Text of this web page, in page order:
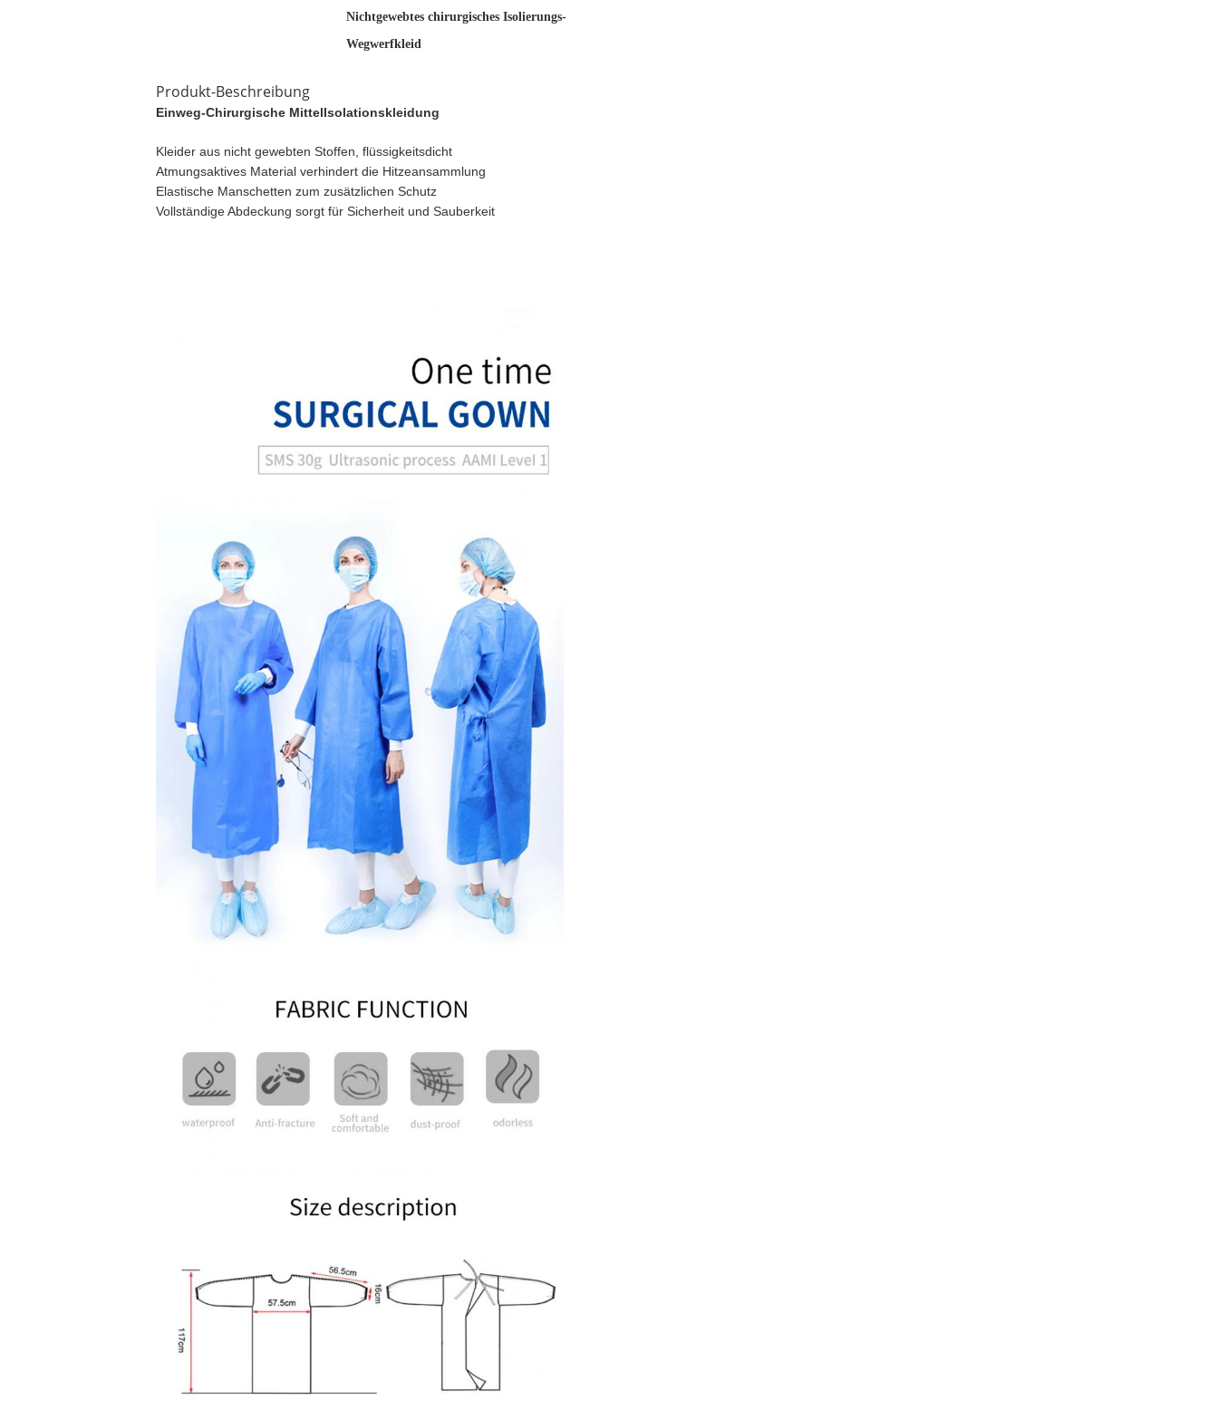
Nichtgewebtes chirurgisches Isolierungs-
Wegwerfkleid
Produkt-Beschreibung
Einweg-Chirurgische MittelIsolationskleidung
Kleider aus nicht gewebten Stoffen, flüssigkeitsdicht
Atmungsaktives Material verhindert die Hitzeansammlung
Elastische Manschetten zum zusätzlichen Schutz
Vollständige Abdeckung sorgt für Sicherheit und Sauberkeit